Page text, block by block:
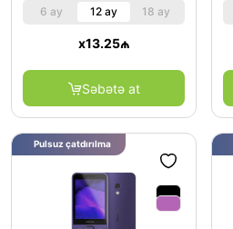
6 ay 12 ay 18 ay
x13.25₼
Səbətə at
Pulsuz çatdırılma